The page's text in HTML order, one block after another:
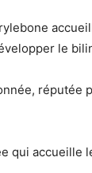
le
réputée
accueille